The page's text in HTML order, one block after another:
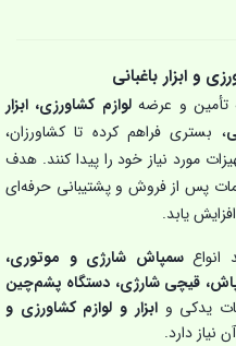
و ابزار باغبانی
تأمین و عرضهلوازم کشاورزی، ابزار
، بستری فراهم کرده تا کشاورزان،
مورد نیاز خود را پیدا کنند. هدف
پس از فروش و پشتیبانی حرفه‌ای
یابد.
انواعسمپاش شارژی و موتوری،
قیچی شارژی، دستگاه پشم‌چین
یدکی وابزار و لوازم کشاورزی و
نیاز دارد.